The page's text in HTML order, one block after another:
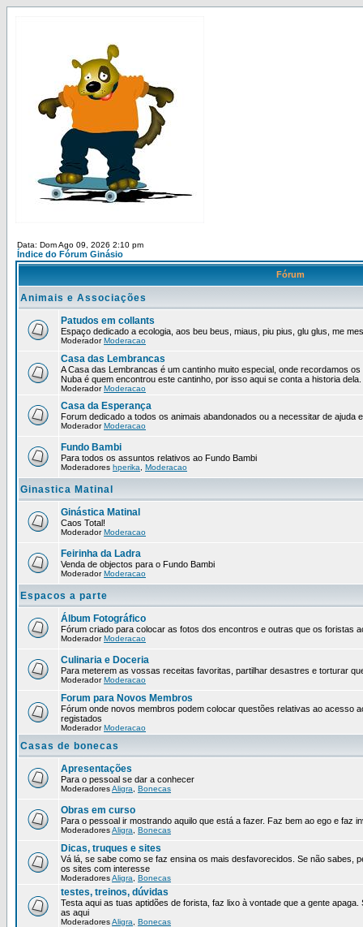
Data: Dom Ago 09, 2026 2:10 pm
Índice do Fórum Ginásio
Fórum
Animais e Associações
Patudos em collants
Espaço dedicado a ecologia, aos beu beus, miaus, piu pius, glu glus, me
ModeradorModeracao
Casa das Lembrancas
A Casa das Lembrancas é um cantinho muito especial, onde recordamos
Nuba é quem encontrou este cantinho, por isso aqui se conta a historia dela.
ModeradorModeracao
Casa da Esperança
Forum dedicado a todos os animais abandonados ou a necessitar de ajuda
ModeradorModeracao
Fundo Bambi
Para todos os assuntos relativos ao Fundo Bambi
Moderadores hperika Moderacao
Ginastica Matinal
Ginástica Matinal
Caos Total!
ModeradorModeracao
Feirinha da Ladra
Venda de objectos para o Fundo Bambi
ModeradorModeracao
Espacos a parte
Álbum Fotográfico
Fórum criado para colocar as fotos dos encontros e outras que os foristas
ModeradorModeracao
Culinaria e Doceria
Para meterem as vossas receitas favoritas, partilhar desastres e torturar
ModeradorModeracao
Forum para Novos Membros
Fórum onde novos membros podem colocar questões relativas ao acesso
registados
ModeradorModeracao
Casas de bonecas
Apresentações
Para o pessoal se dar a conhecer
ModeradoresAligra Bonecas
Obras em curso
Para o pessoal ir mostrando aquilo que está a fazer. Faz bem ao ego e faz
ModeradoresAligra Bonecas
Dicas, truques e sites
Vá lá, se sabe como se faz ensina os mais desfavorecidos. Se não sabes,
os sites com interesse
ModeradoresAligra Bonecas
testes, treinos, dúvidas
Testa aqui as tuas aptidões de forista, faz lixo à vontade que a gente
as aqui
ModeradoresAligra Bonecas